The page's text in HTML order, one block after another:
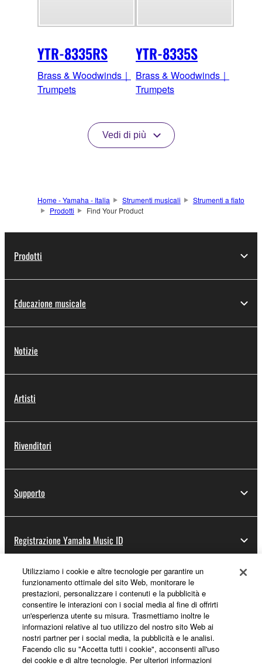
YTR-8335RS
Brass & Woodwinds｜
Trumpets
YTR-8335S
Brass & Woodwinds｜
Trumpets
Vedi di più
Home - Yamaha - Italia Strumenti musicali
Strumenti a fiato
Prodotti
Find Your Product
Prodotti
Educazione musicale
Notizie
Artisti
Rivenditori
Supporto
Registrazione Yamaha Music ID
Informazioni su Yamaha
Italia - Italian
Affari
Utilizziamo i cookie e altre tecnologie per garantire un
funzionamento ottimale del sito Web, monitorare le
prestazioni, personalizzare i contenuti e la pubblicità e
consentire le interazioni con i social media al fine di offrirti
un'esperienza utente su misura. Trasmettiamo inoltre le
informazioni relative al tuo utilizzo del nostro sito Web ai
nostri partner per i social media, la pubblicità e le analisi.
Facendo clic su "Accetta tutti i cookie", acconsenti all'uso
dei cookie e di altre tecnologie. Per ulteriori informazioni